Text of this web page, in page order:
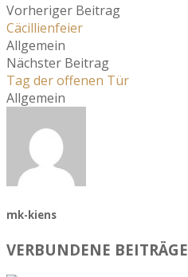
Vorheriger Beitrag
Cäcillienfeier
Allgemein
Nächster Beitrag
Tag der offenen Tür
Allgemein
mk-kiens
VERBUNDENE BEITRÄGE